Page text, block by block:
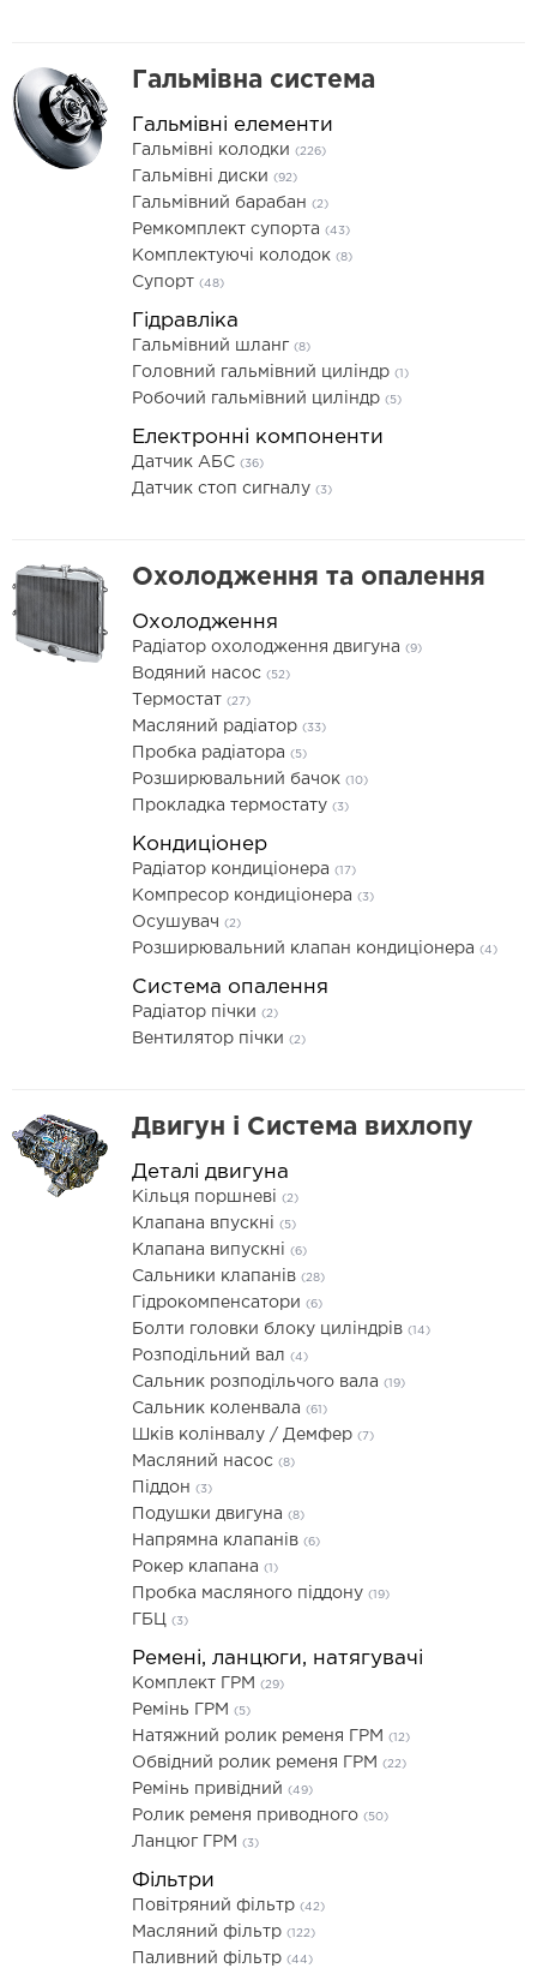
Гальмівна система
Гальмівні елементи
Гальмівні колодки (226)
Гальмівні диски (92)
Гальмівний барабан (2)
Ремкомплект супорта (43)
Комплектуючі колодок (8)
Супорт (48)
Гідравліка
Гальмівний шланг (8)
Головний гальмівний циліндр (1)
Робочий гальмівний циліндр (5)
Електронні компоненти
Датчик АБС (36)
Датчик стоп сигналу (3)
Охолодження та опалення
Охолодження
Радіатор охолодження двигуна (9)
Водяний насос (52)
Термостат (27)
Масляний радіатор (33)
Пробка радіатора (5)
Розширювальний бачок (10)
Прокладка термостату (3)
Кондиціонер
Радіатор кондиціонера (17)
Компресор кондиціонера (3)
Осушувач (2)
Розширювальний клапан кондиціонера (4)
Система опалення
Радіатор пічки (2)
Вентилятор пічки (2)
Двигун і Система вихлопу
Деталі двигуна
Кільця поршневі (2)
Клапана впускні (5)
Клапана випускні (6)
Сальники клапанів (28)
Гідрокомпенсатори (6)
Болти головки блоку циліндрів (14)
Розподільний вал (4)
Сальник розподільчого вала (19)
Сальник коленвала (61)
Шків колінвалу / Демфер (7)
Масляний насос (8)
Піддон (3)
Подушки двигуна (8)
Напрямна клапанів (6)
Рокер клапана (1)
Пробка масляного піддону (19)
ГБЦ (3)
Ремені, ланцюги, натягувачі
Комплект ГРМ (29)
Ремінь ГРМ (5)
Натяжний ролик ременя ГРМ (12)
Обвідний ролик ременя ГРМ (22)
Ремінь привідний (49)
Ролик ременя приводного (50)
Ланцюг ГРМ (3)
Фільтри
Повітряний фільтр (42)
Масляний фільтр (122)
Паливний фільтр (44)